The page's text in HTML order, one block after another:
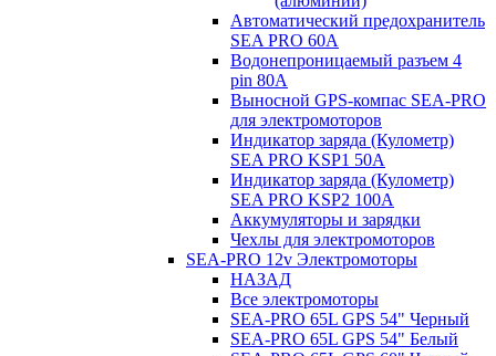
Автоматический предохранитель
SEA PRO 60А
Водонепроницаемый разъем 4
pin 80А
Выносной GPS-компас SEA-PRO
для электромоторов
Индикатор заряда (Кулометр)
SEA PRO KSP1 50А
Индикатор заряда (Кулометр)
SEA PRO KSP2 100А
Аккумуляторы и зарядки
Чехлы для электромоторов
SEA-PRO 12v Электромоторы
НАЗАД
Все электромоторы
SEA-PRO 65L GPS 54" Черный
SEA-PRO 65L GPS 54" Белый